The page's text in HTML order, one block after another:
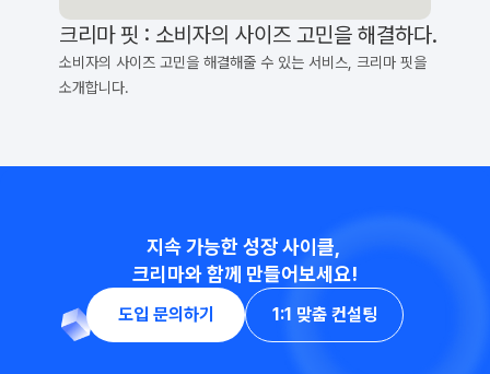
크리마 핏 : 소비자의 사이즈 고민을 해결하다.
소비자의 사이즈 고민을 해결해줄 수 있는 서비스, 크리마 핏을
소개합니다.
지속 가능한 성장 사이클,
크리마와 함께 만들어보세요!
도입 문의하기 1:1 맞춤 컨설팅